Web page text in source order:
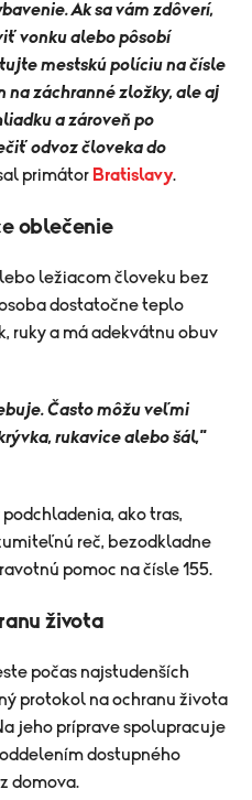
Ak sa vám zdôverí,
vonku alebo pôsobí
mestskú políciu na čísle
na záchranné zložky, ale aj
a zároveň po
odvoz človeka do
primátor Bratislavy.
oblečenie
ležiacom človeku bez
dostatočne teplo
ruky a má adekvátnu obuv
Často môžu veľmi
rukavice alebo šál,"
ako tras,
reč, bezodkladne
pomoc na čísle 155.
života
počas najstudenších
protokol na ochranu života
jeho príprave spolupracuje
dostupného
domova.